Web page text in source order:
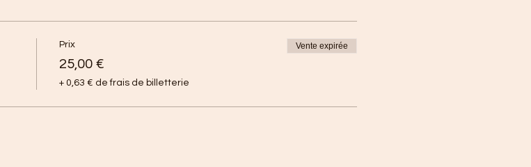
Prix
25,00 €
+ 0,63 € de frais de billetterie
Vente expirée